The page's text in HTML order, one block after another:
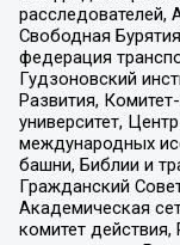
Свободная
федерация
Гудзоновский
Развития,
университет,
международных
башни, Библии и
Гражданский
Академическая
комитет